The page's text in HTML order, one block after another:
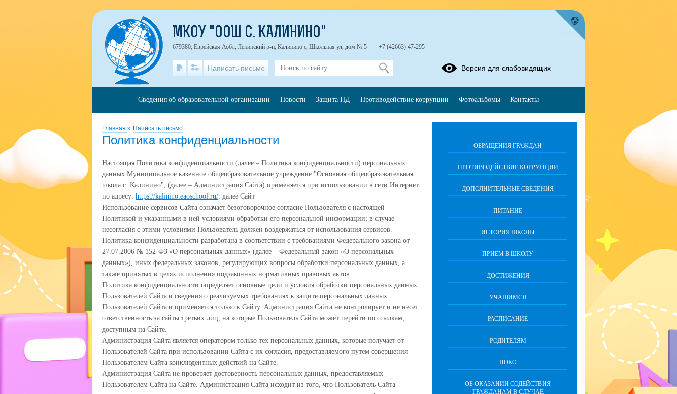
Главная » Написать письмо
Политика конфиденциальности
Настоящая Политика конфиденциальности (далее – Политика конфиденциальности) персональных
данных Муниципальное казенное общеобразовательное учреждение "Основная общеобразовательная
школа с. Калинино", (далее – Администрация Сайта) применяется при использовании в сети Интернет
по адресу: https://kalinino.eaoschool.ru/, далее Сайт
Использование сервисов Сайта означает безоговорочное согласие Пользователя с настоящей
Политикой и указанными в ней условиями обработки его персональной информации; в случае
несогласия с этими условиями Пользователь должен воздержаться от использования сервисов.
Политика конфиденциальности разработана в соответствии с требованиями Федерального закона от
27.07.2006 № 152-ФЗ «О персональных данных» (далее – Федеральный закон «О персональных
данных»), иных федеральных законов, регулирующих вопросы обработки персональных данных, а
также принятых в целях исполнения подзаконных нормативных правовых актов.
Политика конфиденциальности определяет основные цели и условия обработки персональных данных
Пользователей Сайта и сведения о реализуемых требованиях к защите персональных данных
Пользователей Сайта и применяется только к Сайту. Администрация Сайта не контролирует и не несет
ответственность за сайты третьих лиц, на которые Пользователь Сайта может перейти по ссылкам,
доступным на Сайте.
Администрация Сайта является оператором только тех персональных данных, которые получает от
Пользователей Сайта при использовании Сайта с их согласия, предоставляемого путем совершения
Пользователем Сайта конклюдентных действий на Сайте.
Администрация Сайта не проверяет достоверность персональных данных, предоставляемых
Пользователем Сайта на Сайте. Администрация Сайта исходит из того, что Пользователь Сайта
ОБРАЩЕНИЯ ГРАЖДАН
ПРОТИВОДЕЙСТВИЕ КОРРУПЦИИ
ДОПОЛНИТЕЛЬНЫЕ СВЕДЕНИЯ
ПИТАНИЕ
ИСТОРИЯ ШКОЛЫ
ПРИЕМ В ШКОЛУ
ДОСТИЖЕНИЯ
УЧАЩИМСЯ
РАСПИСАНИЕ
РОДИТЕЛЯМ
НОКО
ОБ ОКАЗАНИИ СОДЕЙСТВИЯ
ГРАЖДАНАМ В СЛУЧАЕ
МКОУ "ООШ С. КАЛИНИНО"
679380, Еврейская Аобл, Ленинский р-н, Калинино с, Школьная ул, дом № 5 +7 (42663) 47-295
Написать письмо Версия для слабовидящих
Сведения об образовательной организации Новости Защита ПД Противодействие коррупции Фотоальбомы Контакты